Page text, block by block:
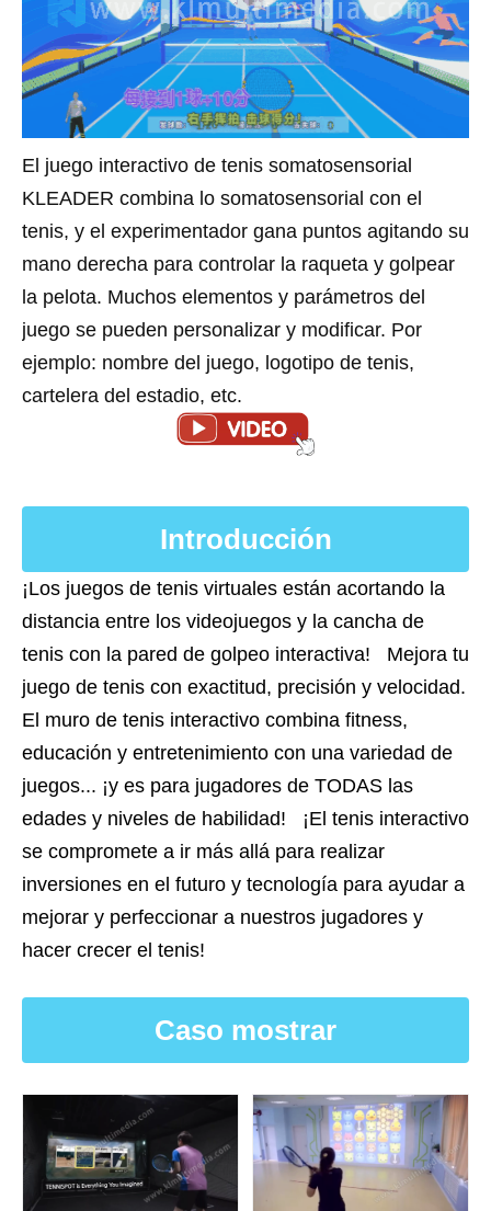
El juego interactivo de tenis somatosensorial
KLEADER combina lo somatosensorial con el
tenis, y el experimentador gana puntos agitando su
mano derecha para controlar la raqueta y golpear
la pelota. Muchos elementos y parámetros del
juego se pueden personalizar y modificar. Por
ejemplo: nombre del juego, logotipo de tenis,
cartelera del estadio, etc.
Introducción
¡Los juegos de tenis virtuales están acortando la
distancia entre los videojuegos y la cancha de
tenis con la pared de golpeo interactiva! Mejora tu
juego de tenis con exactitud, precisión y velocidad.
El muro de tenis interactivo combina fitness,
educación y entretenimiento con una variedad de
juegos... ¡y es para jugadores de TODAS las
edades y niveles de habilidad! ¡El tenis interactivo
se compromete a ir más allá para realizar
inversiones en el futuro y tecnología para ayudar a
mejorar y perfeccionar a nuestros jugadores y
hacer crecer el tenis!
Caso mostrar